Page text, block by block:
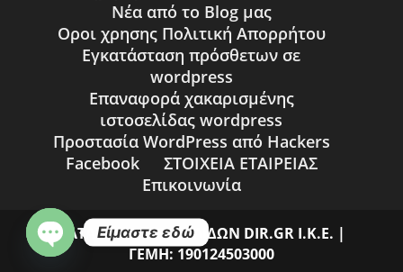
Νέα από το Blog μας
Οροι χρησης Πολιτική Απορρήτου
Εγκατάσταση πρόσθετων σε
wordpress
Επαναφορά χακαρισμένης
ιστοσελίδας wordpress
Προστασία WordPress από Hackers
Facebook
ΣΤΟΙΧΕΙΑ ΕΤΑΙΡΕΙΑΣ
Επικοινωνία
ΚΑΤΑΣΚΕΥΗ ΙΣΤΟΣΕΛΙΔΩΝ DIR.GR Ι.Κ.Ε. |
ΓΕΜΗ: 190124503000
Είμαστε εδώ